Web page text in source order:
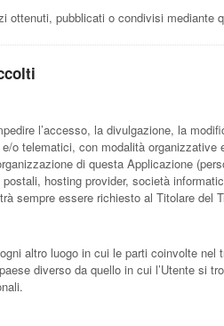
ottenuti, pubblicati o condivisi mediante
l’accesso, la divulgazione, la
o telematici, con modalità
di questa Applicazione
hosting provider, società
sempre essere richiesto al Titolare del
altro luogo in cui le parti coinvolte
diverso da quello in cui l’Utente si